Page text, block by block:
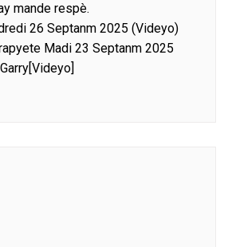
mande respè.
26 Septanm 2025 (Videyo)
Madi 23 Septanm 2025